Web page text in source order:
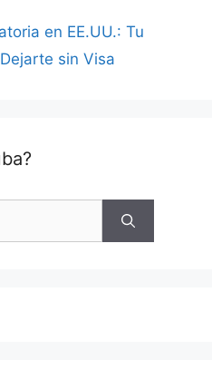
en EE.UU.: Tu
sin Visa